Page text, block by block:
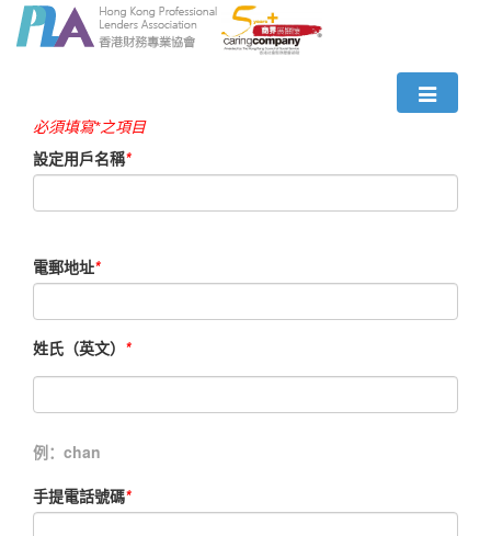
必須填寫*之項目
設定用戶名稱*
電郵地址*
姓氏（英文） *
例：chan
手提電話號碼*